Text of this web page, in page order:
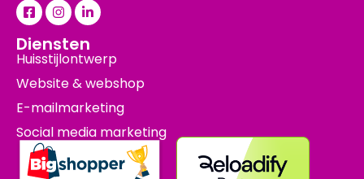
Diensten
Huisstijlontwerp
Website & webshop
E-mailmarketing
Social media marketing